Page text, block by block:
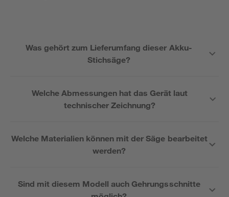
Was gehört zum Lieferumfang dieser Akku-
Stichsäge?
Welche Abmessungen hat das Gerät laut
technischer Zeichnung?
Welche Materialien können mit der Säge bearbeitet
werden?
Sind mit diesem Modell auch Gehrungsschnitte